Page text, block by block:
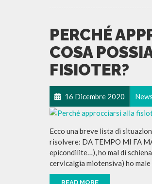
PERCHÉ
COSA
FISIOTER?
16 Dicembre 2020 News
Ecco una breve lista di
risolvere: DA TEMPO MI FA
epicondilite…), ho mal di
cervicalgia miotensiva) ho
READ MORE